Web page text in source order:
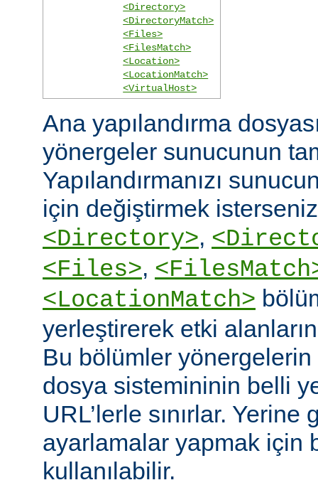
<Directory>
<DirectoryMatch>
<Files>
<FilesMatch>
<Location>
<LocationMatch>
<VirtualHost>
Ana yapılandırma
yönergeler sunucunun
Yapılandırmanızı
için değiştirmek
<Directory>,
<Files>,
<LocationMatch>
yerleştirerek etki
Bu bölümler yönergelerin
dosya sistemininin belli
URL’lerle sınırlar.
ayarlamalar yapmak için
kullanılabilir.